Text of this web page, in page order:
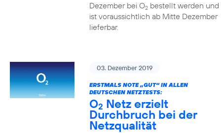
Dezember bei O2bestellt werden und
ist voraussichtlich ab Mitte Dezember
lieferbar.
03. Dezember 2019
ERSTMALS NOTE „GUT“ IN ALLEN
DEUTSCHEN NETZTESTS:
O2 Netz erzielt
Durchbruch bei der
Netzqualität